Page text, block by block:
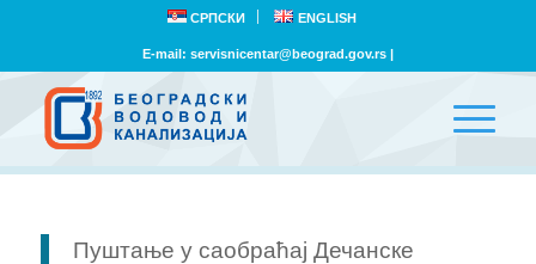
СРПСКИ ENGLISH
E-mail: servisnicentar@beograd.gov.rs|
Пуштање у саобраћај Дечанске